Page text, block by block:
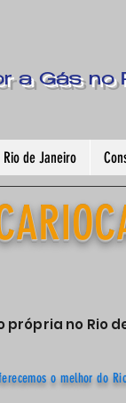
a Gás no
de Janeiro
própria no Rio
o melhor do